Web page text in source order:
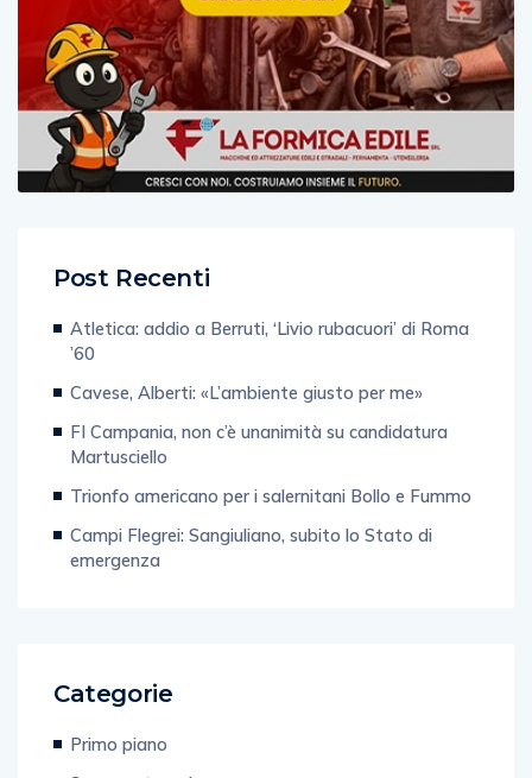
Post Recenti
Atletica: addio a Berruti, ‘Livio rubacuori’ di Roma
’60
Cavese, Alberti: «L’ambiente giusto per me»
FI Campania, non c’è unanimità su candidatura
Martusciello
Trionfo americano per i salernitani Bollo e Fummo
Campi Flegrei: Sangiuliano, subito lo Stato di
emergenza
Categorie
Primo piano